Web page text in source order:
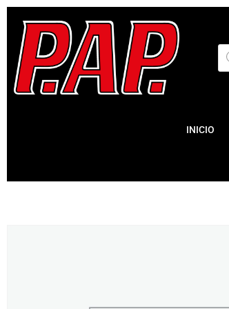
INICIO